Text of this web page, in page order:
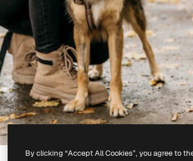
By clicking “Accept All Cookies”, you agree to